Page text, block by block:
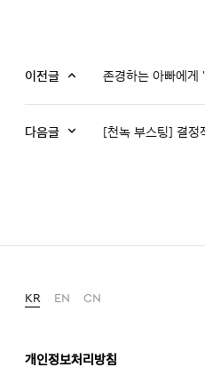
이전글 존경하는 아빠에게
다음글 [천녹 부스팅] 결정
KR EN CN
개인정보처리방침